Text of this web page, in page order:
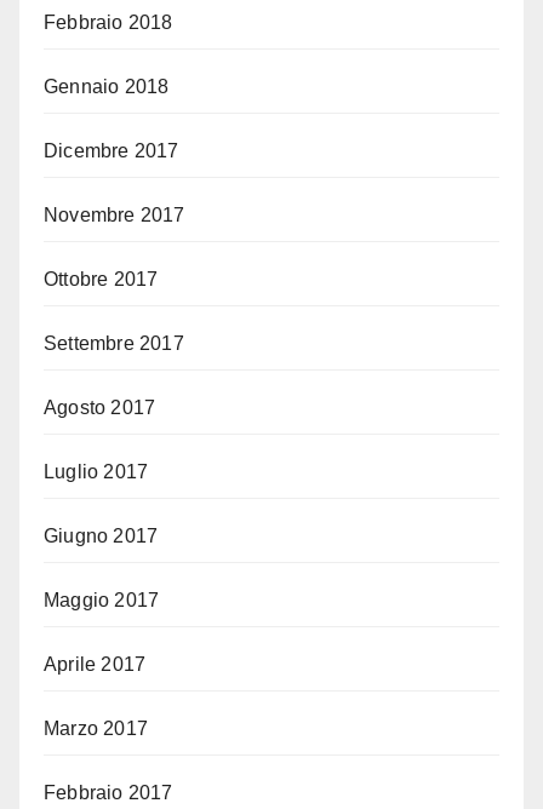
Febbraio 2018
Gennaio 2018
Dicembre 2017
Novembre 2017
Ottobre 2017
Settembre 2017
Agosto 2017
Luglio 2017
Giugno 2017
Maggio 2017
Aprile 2017
Marzo 2017
Febbraio 2017